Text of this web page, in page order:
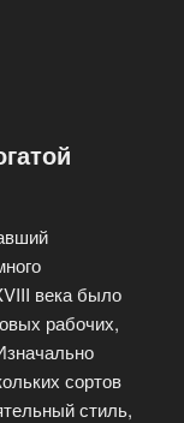
века было
рабочих,
сортов
стиль,